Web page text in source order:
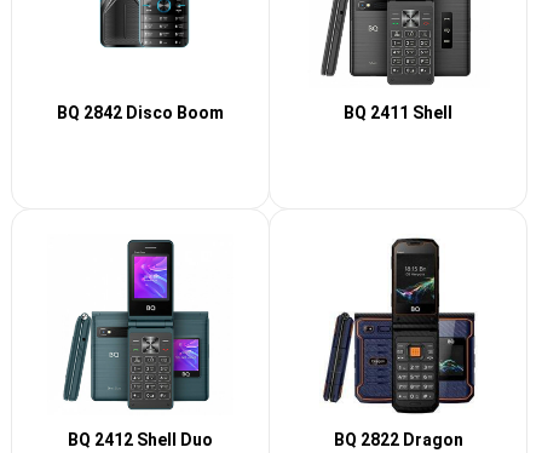
BQ 2842 Disco Boom BQ 2411 Shell
BQ 2412 Shell Duo BQ 2822 Dragon